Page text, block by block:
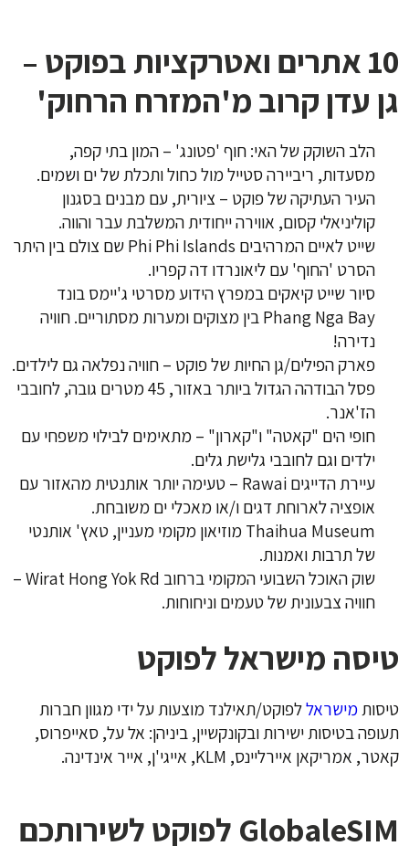
10 אתרים ואטרקציות בפוקט –
גן עדן קרוב מ'המזרח הרחוק'
הלב השוקק של האי: חוף 'פטונג' – המון בתי קפה,
מסעדות, ריביירה סטייל מול כחול ותכלת של ים ושמים.
העיר העתיקה של פוקט – ציורית, עם מבנים בסגנון
קוליניאלי קסום, אווירה ייחודית המשלבת עבר והווה.
שייט לאיים המרהיבים
Phi Phi Islands שם צולם בין היתר
הסרט 'החוף' עם ליאונרדו דה קפריו.
סיור שייט קיאקים במפרץ הידוע מסרטי ג'יימס בונד
Phang Nga Bay בין מצוקים ומערות מסתוריים. חוויה
נדירה!
פארק הפילים/גן החיות של פוקט – חוויה נפלאה גם לילדים.
פסל הבודהה הגדול ביותר באזור, 45 מטרים גובה, לחובבי
הז'אנר.
חופי הים "קאטה" ו"קארון" – מתאימים לבילוי משפחי עם
ילדים וגם לחובבי גלישת גלים.
עיירת הדייגים Rawai – טעימה יותר אותנטית מהאזור עם
אופציה לארוחת דגים ו/או מאכלי ים משובחת.
Thaihua Museum מוזיאון מקומי מעניין, טאץ' אותנטי
של תרבות ואמנות.
שוק האוכל השבועי המקומי ברחוב Wirat Hong Yok Rd –
חוויה צבעונית של טעמים וניחוחות.
טיסה מישראל לפוקט
טיסותמישראללפוקט/תאילנד מוצעות על ידי מגוון חברות
תעופה בטיסות ישירות ובקונקשיין, ביניהן: אל על, סאייפרוס,
קאטר, אמריקאן איירליינס, KLM, אייגי'ן, אייר אינדינה.
GlobaleSIM לפוקט לשירותכם